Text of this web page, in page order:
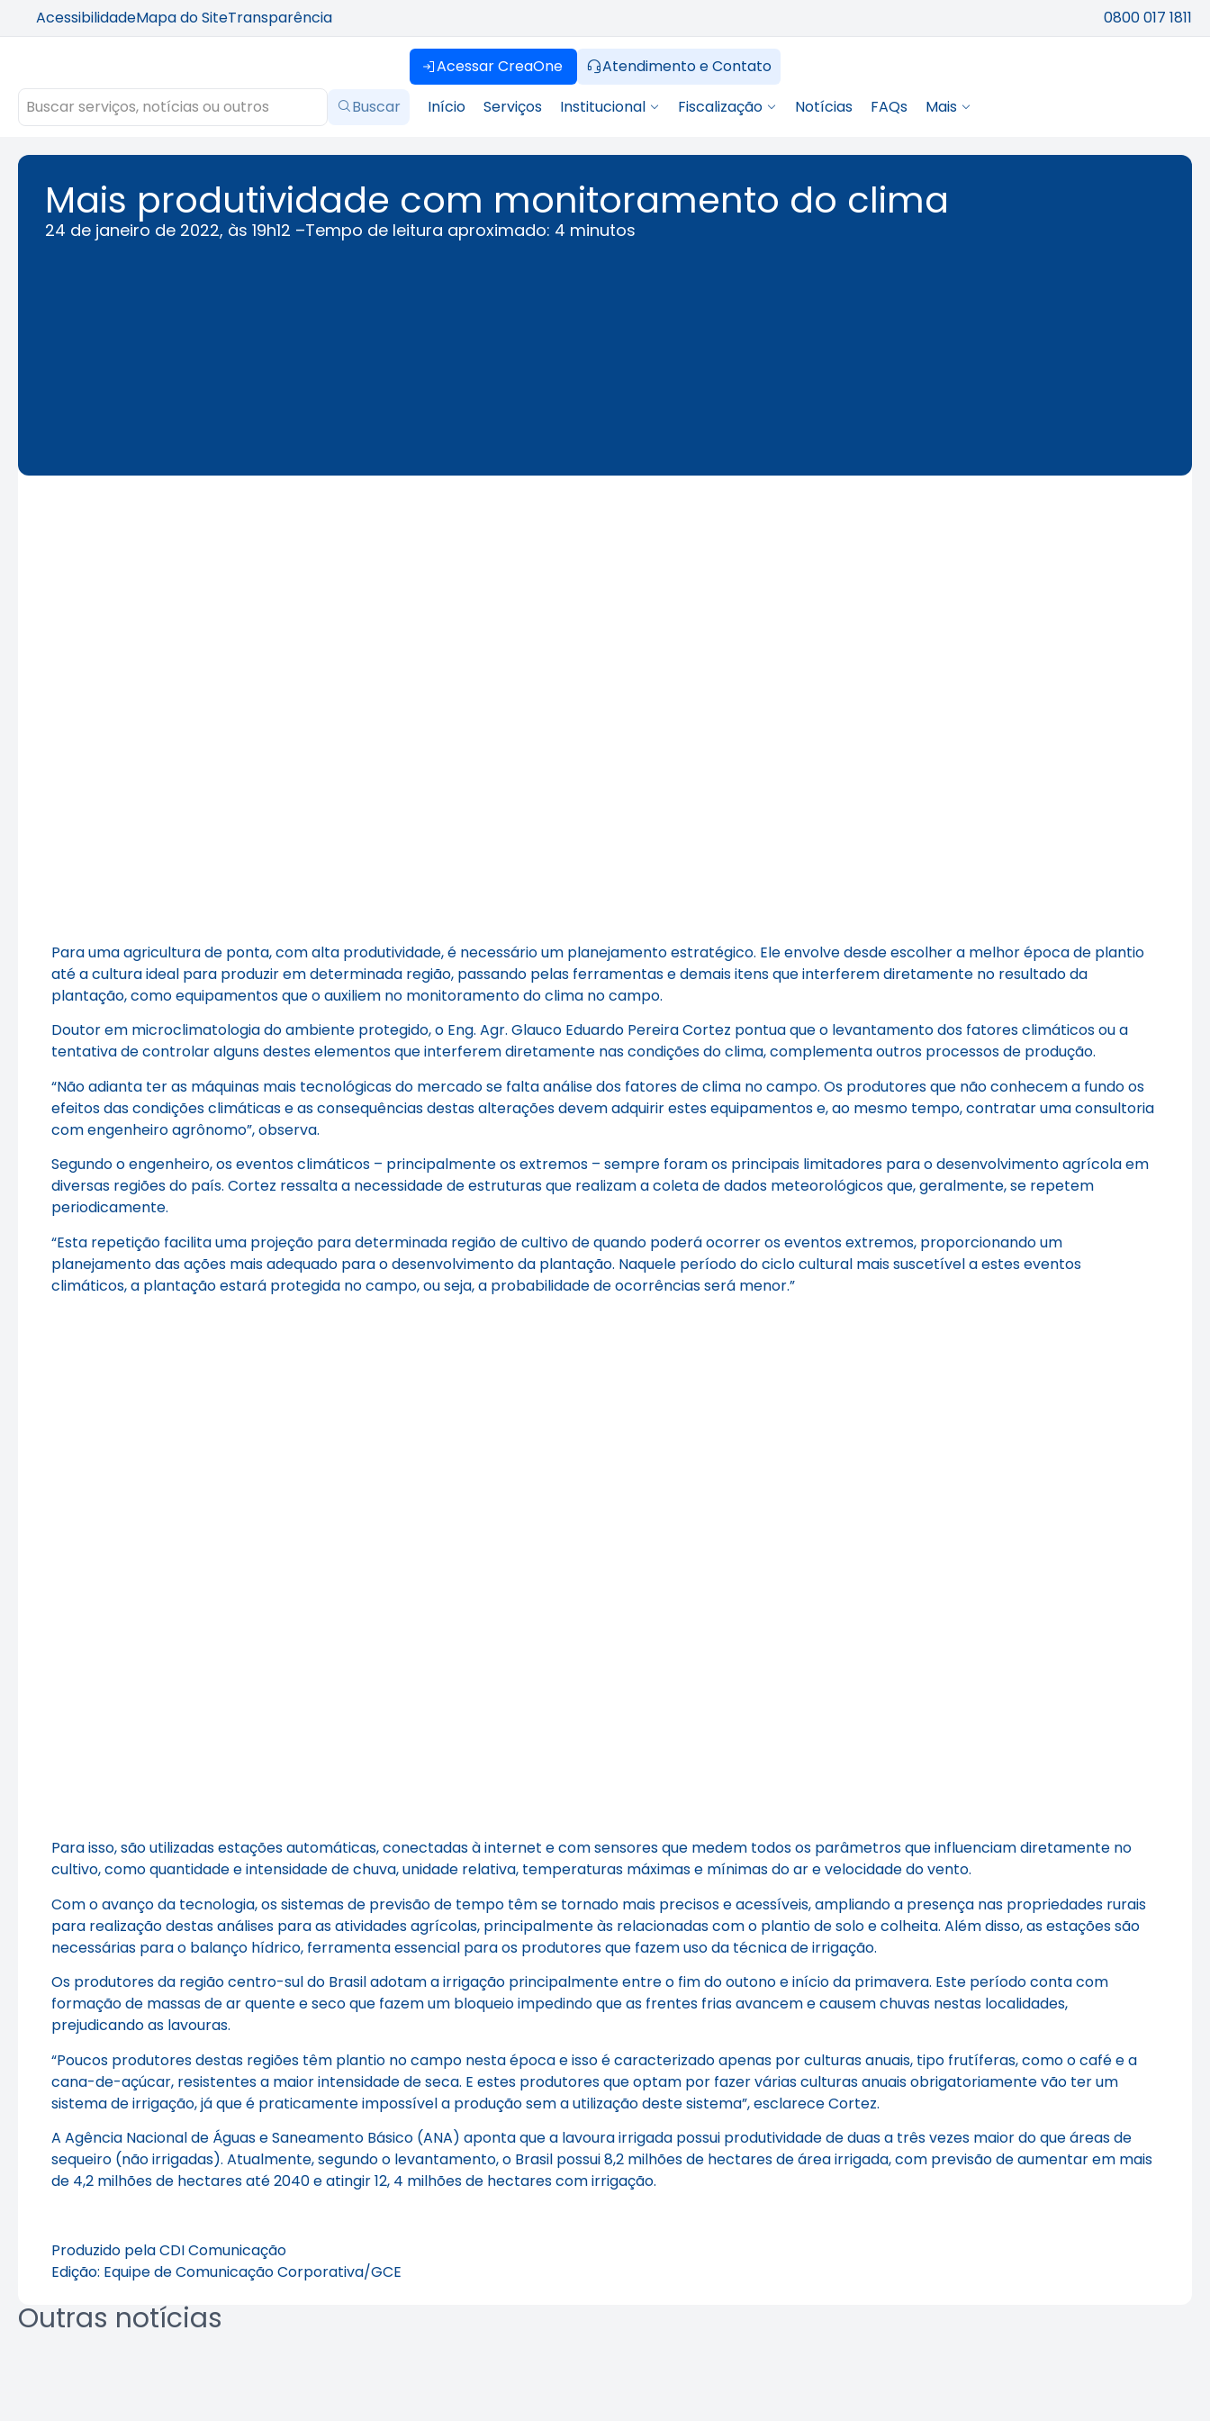
AcessibilidadeMapa do SiteTransparência 0800 017 1811
Acessar CreaOne
Atendimento e Contato
Buscar
Início Serviços Institucional Fiscalização Notícias FAQs Mais
Mais produtividade com monitoramento do clima
24 de janeiro de 2022, às 19h12 –Tempo de leitura aproximado: 4 minutos
Para uma agricultura de ponta, com alta produtividade, é necessário um planejamento estratégico. Ele envolve desde escolher a melhor época de plantio
até a cultura ideal para produzir em determinada região, passando pelas ferramentas e demais itens que interferem diretamente no resultado da
plantação, como equipamentos que o auxiliem no monitoramento do clima no campo.
Doutor em microclimatologia do ambiente protegido, o Eng. Agr. Glauco Eduardo Pereira Cortez pontua que o levantamento dos fatores climáticos ou a
tentativa de controlar alguns destes elementos que interferem diretamente nas condições do clima, complementa outros processos de produção.
“Não adianta ter as máquinas mais tecnológicas do mercado se falta análise dos fatores de clima no campo. Os produtores que não conhecem a fundo os
efeitos das condições climáticas e as consequências destas alterações devem adquirir estes equipamentos e, ao mesmo tempo, contratar uma consultoria
com engenheiro agrônomo”, observa.
Segundo o engenheiro, os eventos climáticos – principalmente os extremos – sempre foram os principais limitadores para o desenvolvimento agrícola em
diversas regiões do país. Cortez ressalta a necessidade de estruturas que realizam a coleta de dados meteorológicos que, geralmente, se repetem
periodicamente.
“Esta repetição facilita uma projeção para determinada região de cultivo de quando poderá ocorrer os eventos extremos, proporcionando um
planejamento das ações mais adequado para o desenvolvimento da plantação. Naquele período do ciclo cultural mais suscetível a estes eventos
climáticos, a plantação estará protegida no campo, ou seja, a probabilidade de ocorrências será menor.”
Para isso, são utilizadas estações automáticas, conectadas à internet e com sensores que medem todos os parâmetros que influenciam diretamente no
cultivo, como quantidade e intensidade de chuva, unidade relativa, temperaturas máximas e mínimas do ar e velocidade do vento.
Com o avanço da tecnologia, os sistemas de previsão de tempo têm se tornado mais precisos e acessíveis, ampliando a presença nas propriedades rurais
para realização destas análises para as atividades agrícolas, principalmente às relacionadas com o plantio de solo e colheita. Além disso, as estações são
necessárias para o balanço hídrico, ferramenta essencial para os produtores que fazem uso da técnica de irrigação.
Os produtores da região centro-sul do Brasil adotam a irrigação principalmente entre o fim do outono e início da primavera. Este período conta com
formação de massas de ar quente e seco que fazem um bloqueio impedindo que as frentes frias avancem e causem chuvas nestas localidades,
prejudicando as lavouras.
“Poucos produtores destas regiões têm plantio no campo nesta época e isso é caracterizado apenas por culturas anuais, tipo frutíferas, como o café e a
cana-de-açúcar, resistentes a maior intensidade de seca. E estes produtores que optam por fazer várias culturas anuais obrigatoriamente vão ter um
sistema de irrigação, já que é praticamente impossível a produção sem a utilização deste sistema”, esclarece Cortez.
A Agência Nacional de Águas e Saneamento Básico (ANA) aponta que a lavoura irrigada possui produtividade de duas a três vezes maior do que áreas de
sequeiro (não irrigadas). Atualmente, segundo o levantamento, o Brasil possui 8,2 milhões de hectares de área irrigada, com previsão de aumentar em mais
de 4,2 milhões de hectares até 2040 e atingir 12, 4 milhões de hectares com irrigação.
Produzido pela CDI Comunicação
Edição: Equipe de Comunicação Corporativa/GCE
Outras notícias